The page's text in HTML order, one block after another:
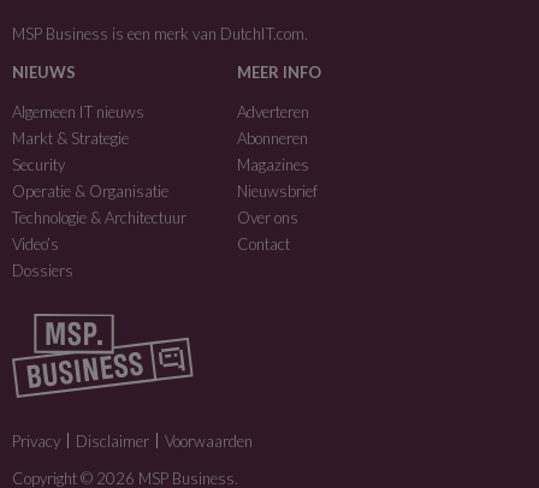
MSP Business is een merk van DutchIT.com
NIEUWS
Algemeen IT nieuws
Markt & Strategie
Security
Operatie & Organisatie
Technologie & Architectuur
Video’s
Dossiers
MEER INFO
Adverteren
Abonneren
Magazines
Nieuwsbrief
Over ons
Contact
Privacy Disclaimer
Voorwaarden
Copyright © 2026 MSP Business.